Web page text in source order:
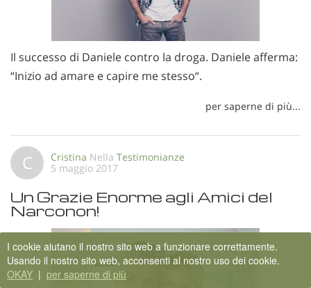
Il successo di Daniele contro la droga. Daniele afferma:
“Inizio ad amare e capire me stesso“.
per saperne di più...
C Cristina Nella Testimonianze
5 maggio 2017
Un Grazie Enorme agli Amici del
Narconon!
I cookie aiutano il nostro sito web a funzionare correttamente.
Usando il nostro sito web, acconsenti al nostro uso dei cookie.
OKAY | per saperne di più